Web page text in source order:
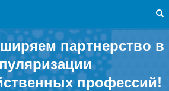
партнерство в
профессий!